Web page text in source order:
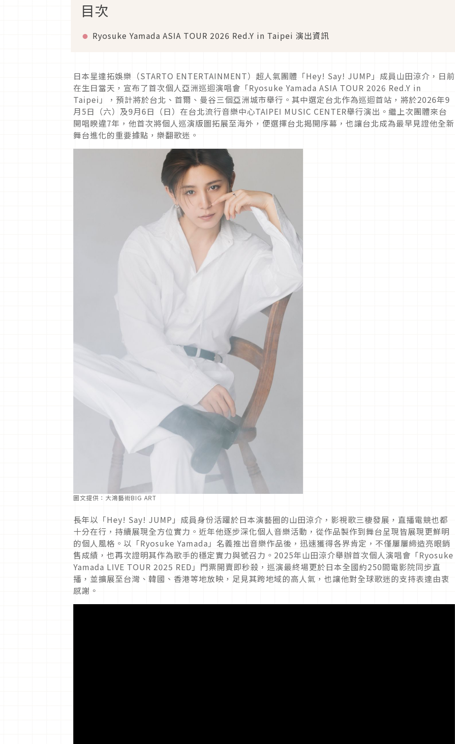
目次
Ryosuke Yamada ASIA TOUR 2026 Red.Y in Taipei 演出資訊
日本星達拓娛樂（STARTO ENTERTAINMENT）超人氣團體「Hey! Say! JUMP」成員山田涼介，日前
在生日當天，宣布了首次個人亞洲巡迴演唱會「Ryosuke Yamada ASIA TOUR 2026 Red.Y in
Taipei」，預計將於台北、首爾、曼谷三個亞洲城市舉行。其中選定台北作為巡迴首站，將於2026年9
月5日（六）及9月6日（日）在台北流行音樂中心TAIPEI MUSIC CENTER舉行演出。繼上次團體來台
開唱睽違7年，他首次將個人巡演版圖拓展至海外，便選擇台北揭開序幕，也讓台北成為最早見證他全新
舞台進化的重要據點，樂翻歌迷。
圖文提供：大鴻藝術BIG ART
長年以「Hey! Say! JUMP」成員身份活躍於日本演藝圈的山田涼介，影視歌三棲發展，直播電競也都
十分在行，持續展現全方位實力。近年他逐步深化個人音樂活動，從作品製作到舞台呈現皆展現更鮮明
的個人風格。以「Ryosuke Yamada」名義推出音樂作品後，迅速獲得各界肯定，不僅屢屢締造亮眼銷
售成績，也再次證明其作為歌手的穩定實力與號召力。2025年山田涼介舉辦首次個人演唱會「Ryosuke
Yamada LIVE TOUR 2025 RED」門票開賣即秒殺，巡演最終場更於日本全國約250間電影院同步直
播，並擴展至台灣、韓國、香港等地放映，足見其跨地域的高人氣，也讓他對全球歌迷的支持表達由衷
感謝。